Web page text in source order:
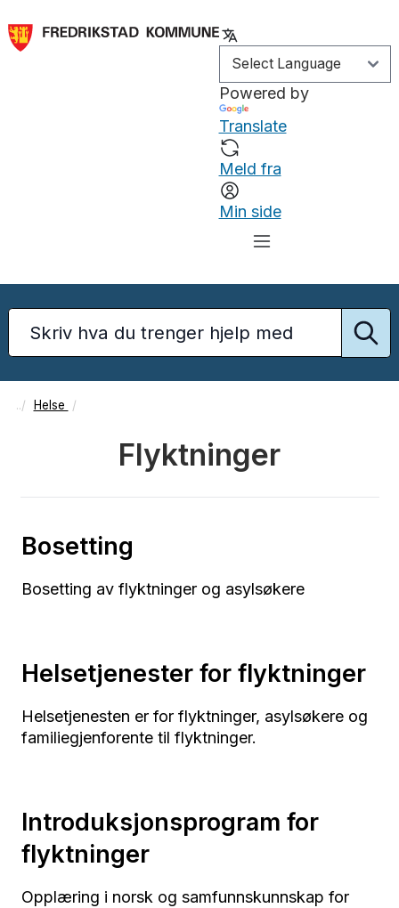
Powered by
Translate
Meld fra
Min side
Helse
Flyktninger
Bosetting
Bosetting av flyktninger og asylsøkere
Helsetjenester for flyktninger
Helsetjenesten er for flyktninger, asylsøkere og
familiegjenforente til flyktninger.
Introduksjonsprogram for
flyktninger
Opplæring i norsk og samfunnskunnskap for